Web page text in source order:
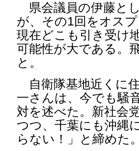
県会議員の伊藤と
が、その1回をオス
現在どこも引き受け
可能性が大である。
と。
自衛隊基地近くに
一さんは、今でも騒
対を述べた。新社会
つつ、千葉にも沖縄
らない！」と締めた